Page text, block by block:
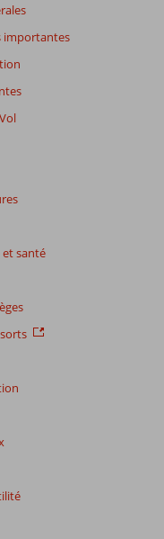
importantes
santé